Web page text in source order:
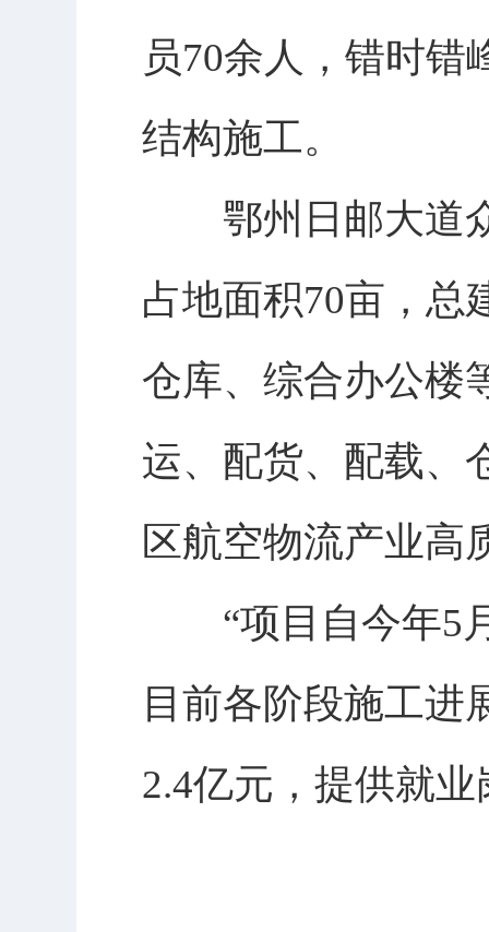
员70余人，错时错
结构施工。
鄂州日邮大道众
占地面积70亩，总
仓库、综合办公楼
运、配货、配载、
区航空物流产业高
“项目自今年5月
目前各阶段施工进
2.4亿元，提供就